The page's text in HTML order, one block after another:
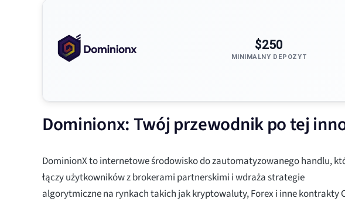
$250
MINIMALNY DEPOZYT
Dominionx: Twój przewodnik po tej
DominionX to internetowe środowisko do zautomatyzowanego handlu,
łączy użytkowników z brokerami partnerskimi i wdraża strategie
algorytmiczne na rynkach takich jak kryptowaluty, Forex i inne kontrakty